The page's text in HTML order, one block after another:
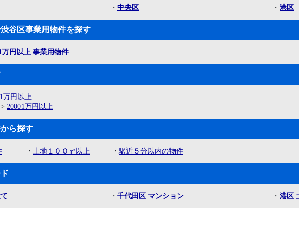
・ 中央区 ・ 港区
谷区事業用物件を探す
万円以上 事業用物件
万円以上
> 20001万円以上
ら探す
・ 土地１００㎡以上 ・ 駅近５分以内の物件
・ 千代田区 マンション ・ 港区